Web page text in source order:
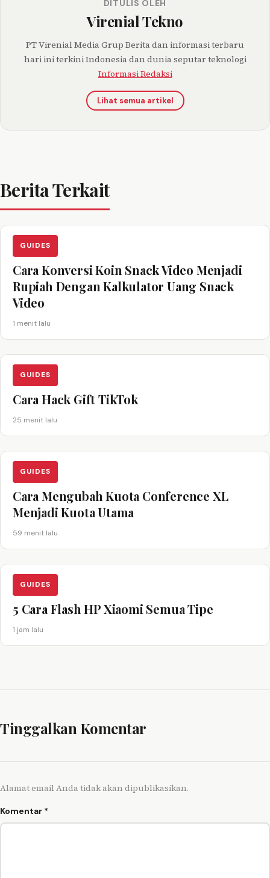
DITULIS OLEH
Virenial Tekno
PT Virenial Media Grup Berita dan informasi terbaru
hari ini terkini Indonesia dan dunia seputar teknologi
Informasi Redaksi
Lihat semua artikel
Berita Terkait
GUIDES
Cara Konversi Koin Snack Video Menjadi
Rupiah Dengan Kalkulator Uang Snack
Video
1 menit lalu
GUIDES
Cara Hack Gift TikTok
25 menit lalu
GUIDES
Cara Mengubah Kuota Conference XL
Menjadi Kuota Utama
59 menit lalu
GUIDES
5 Cara Flash HP Xiaomi Semua Tipe
1 jam lalu
Tinggalkan Komentar
Alamat email Anda tidak akan dipublikasikan.
Komentar *